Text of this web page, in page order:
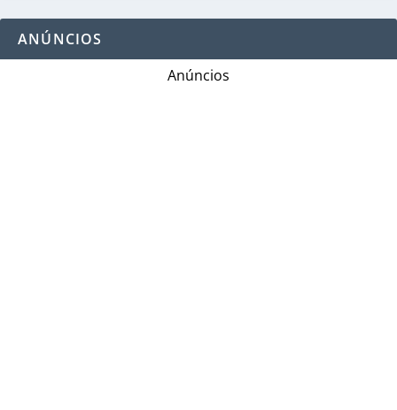
ANÚNCIOS
Anúncios